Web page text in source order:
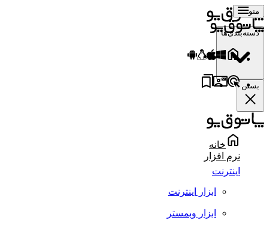
منو
دسته‌بندی‌ها
بستن
خانه
نرم افزار
اینترنت
ابزار اینترنت
ابزار وبمستر